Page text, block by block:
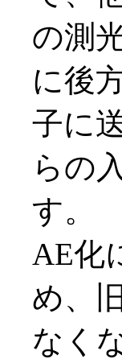
の測
に後
子に
らの
す。
AE化
め、
なく